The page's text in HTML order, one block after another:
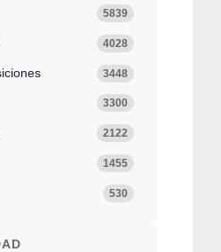
5839
4028
3448
3300
2122
1455
530